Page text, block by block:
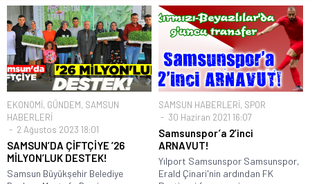
EKONOMİ, GÜNDEM, SAMSUN
HABERLERİ
2 Ağustos 2023 18:01
SAMSUN’DA ÇİFTÇİYE ’26
MİLYON’LUK DESTEK!
Samsun Büyükşehir Belediye
SAMSUN HABERLERİ, SPOR
30 Haziran 2021 16:07
Samsunspor’a 2’inci
ARNAVUT!
Yılport Samsunspor Samsunspor,
Erald Çinari'nin ardından FK